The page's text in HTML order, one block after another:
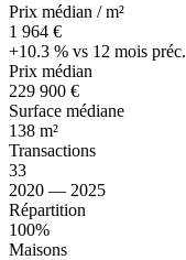
Prix médian / m²
1 964 €
+10.3 % vs 12 mois préc.
Prix médian
229 900 €
Surface médiane
138 m²
Transactions
33
2020 — 2025
Répartition
100%
Maisons